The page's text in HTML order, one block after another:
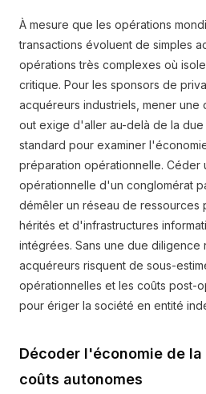
À mesure que les opérations
transactions évoluent de simples
opérations très complexes où
critique. Pour les sponsors de
acquéreurs industriels, mener
out exige d'aller au-delà de la
standard pour examiner
préparation opérationnelle. Céder
opérationnelle d'un conglomérat
démêler un réseau de ressources
hérités et d'infrastructures
intégrées. Sans une due diligence
acquéreurs risquent de sous-
opérationnelles et les coûts post-
pour ériger la société en entité
Décoder l'économie de
coûts autonomes